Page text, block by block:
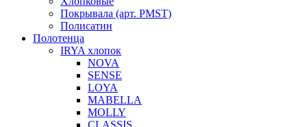
Покрывала (арт. PMST)
Полисатин
Полотенца
IRYA хлопок
NOVA
SENSE
LOYA
MABELLA
MOLLY
CLASSIS